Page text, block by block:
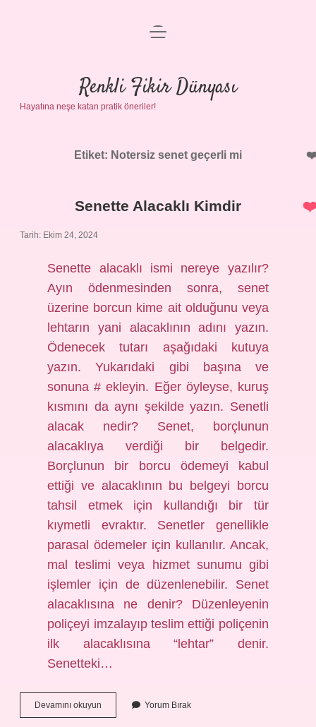
Anasayfa
Gizlilik Politikası
Yasal Uyarı
menüyü
Renkli Fikir Dünyası
Hayatına neşe katan pratik öneriler!
Etiket: Notersiz senet geçerli mi
Senette Alacaklı Kimdir
Tarih: Ekim 24, 2024
Senette alacaklı ismi nereye yazılır?
Ayın ödenmesinden sonra, senet
üzerine borcun kime ait olduğunu veya
lehtarın yani alacaklının adını yazın.
Ödenecek tutarı aşağıdaki kutuya
yazın. Yukarıdaki gibi başına ve
sonuna # ekleyin. Eğer öyleyse, kuruş
kısmını da aynı şekilde yazın. Senetli
alacak nedir? Senet, borçlunun
alacaklıya verdiği bir belgedir.
Borçlunun bir borcu ödemeyi kabul
ettiği ve alacaklının bu belgeyi borcu
tahsil etmek için kullandığı bir tür
kıymetli evraktır. Senetler genellikle
parasal ödemeler için kullanılır. Ancak,
mal teslimi veya hizmet sunumu gibi
işlemler için de düzenlenebilir. Senet
alacaklısına ne denir? Düzenleyenin
poliçeyi imzalayıp teslim ettiği poliçenin
ilk alacaklısına “lehtar” denir.
Senetteki…
Devamını okuyun
Alacaklı
Yorum Bırak